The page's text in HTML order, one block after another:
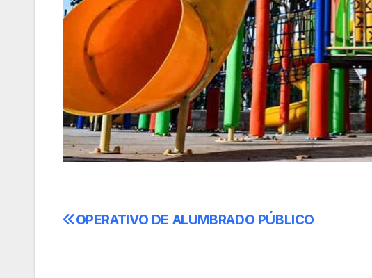
Navegación
OPERATIVO DE ALUMBRADO PÚBLICO